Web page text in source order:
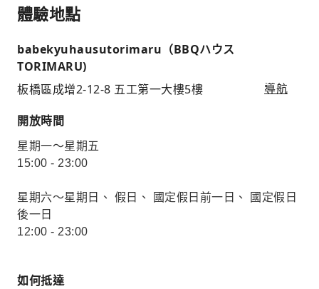
體驗地點
babekyuhausutorimaru（BBQハウス
TORIMARU)
板橋區成增2-12-8 五工第一大樓5樓
導航
開放時間
星期一～星期五
15:00 - 23:00
星期六～星期日、 假日、 國定假日前一日、 國定假日
後一日
12:00 - 23:00
如何抵達